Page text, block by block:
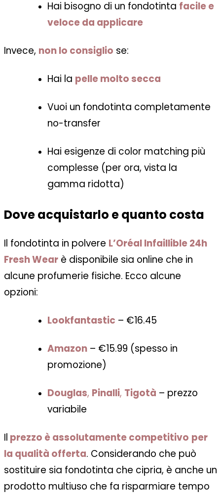
Hai bisogno di un fondotinta facile e
veloce da applicare
Invece, non lo consiglio se:
Hai la pelle molto secca
Vuoi un fondotinta completamente
no-transfer
Hai esigenze di color matching più
complesse (per ora, vista la
gamma ridotta)
Dove acquistarlo e quanto costa
Il fondotinta in polvere L’Oréal Infaillible 24h
Fresh Wear è disponibile sia online che in
alcune profumerie fisiche. Ecco alcune
opzioni:
Lookfantastic – €16.45
Amazon – €15.99 (spesso in
promozione)
Douglas, Pinalli, Tigotà – prezzo
variabile
Il prezzo è assolutamente competitivo per
la qualità offerta. Considerando che può
sostituire sia fondotinta che cipria, è anche un
prodotto multiuso che fa risparmiare tempo